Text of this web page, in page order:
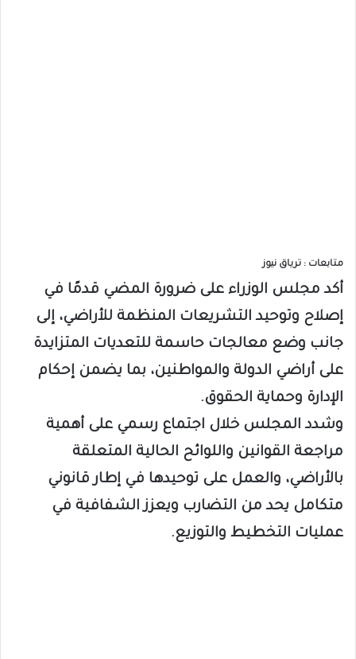
متابعات : ترياق نيوز
أكد مجلس الوزراء على ضرورة المضي قدمًا في
إصلاح وتوحيد التشريعات المنظمة للأراضي، إلى
جانب وضع معالجات حاسمة للتعديات المتزايدة
على أراضي الدولة والمواطنين، بما يضمن إحكام
الإدارة وحماية الحقوق.
وشدد المجلس خلال اجتماع رسمي على أهمية
مراجعة القوانين واللوائح الحالية المتعلقة
بالأراضي، والعمل على توحيدها في إطار قانوني
متكامل يحد من التضارب ويعزز الشفافية في
عمليات التخطيط والتوزيع.